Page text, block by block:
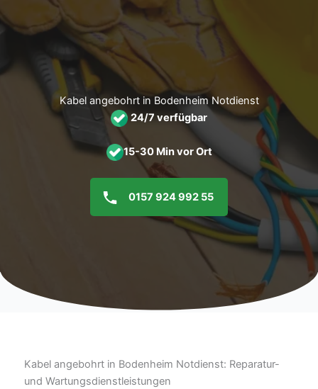
Inhalt
Kabel angebohrt in Bodenheim Notdienst
24/7 verfügbar
15-30 Min vor Ort
0157 924 992 55
Kabel angebohrt in Bodenheim Notdienst: Reparatur-
und Wartungsdienstleistungen